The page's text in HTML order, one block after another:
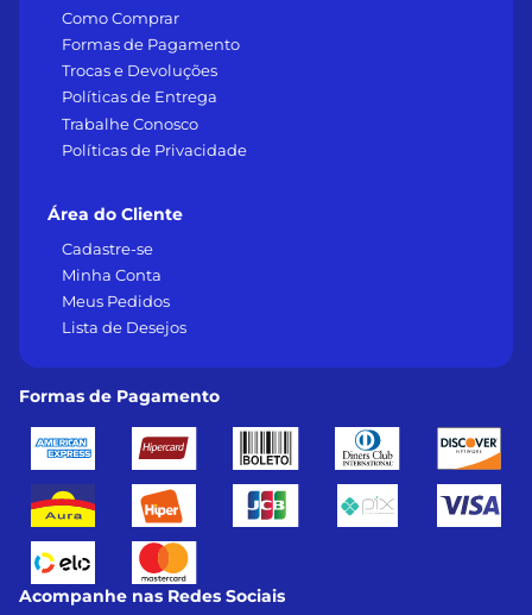
Como Comprar
Formas de Pagamento
Trocas e Devoluções
Políticas de Entrega
Trabalhe Conosco
Políticas de Privacidade
Área do Cliente
Cadastre-se
Minha Conta
Meus Pedidos
Lista de Desejos
Formas de Pagamento
Acompanhe nas Redes Sociais